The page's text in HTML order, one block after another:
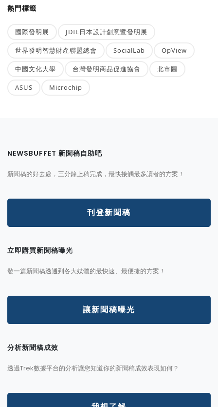
熱門標籤
國際發明展 JDIE日本設計創意暨發明展
世界發明智慧財產聯盟總會 SocialLab OpView
中國文化大學 台灣發明商品促進協會 北市圖
ASUS Microchip
NEWSBUFFET 新聞稿自助吧
新聞稿的好去處，三分鐘上稿完成，最快接觸最多讀者的方案！
刊登新聞稿
立即購買新聞稿曝光
發一篇新聞稿透通到各大媒體的最快速、最便捷的方案！
讓新聞稿曝光
分析新聞稿成效
透過Trek數據平台的分析讓您知道你的新聞稿成效表現如何？